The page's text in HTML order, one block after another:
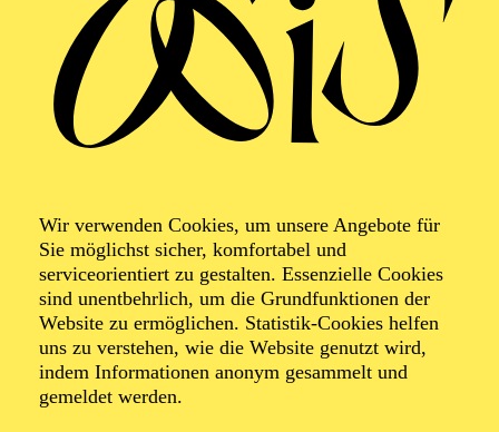
Wir verwenden Cookies, um unsere Angebote für
Sie möglichst sicher, komfortabel und
serviceorientiert zu gestalten. Essenzielle Cookies
sind unentbehrlich, um die Grundfunktionen der
Website zu ermöglichen. Statistik-Cookies helfen
uns zu verstehen, wie die Website genutzt wird,
indem Informationen anonym gesammelt und
gemeldet werden.
Kammermusik
Herbstkonzert für
Senior*innen